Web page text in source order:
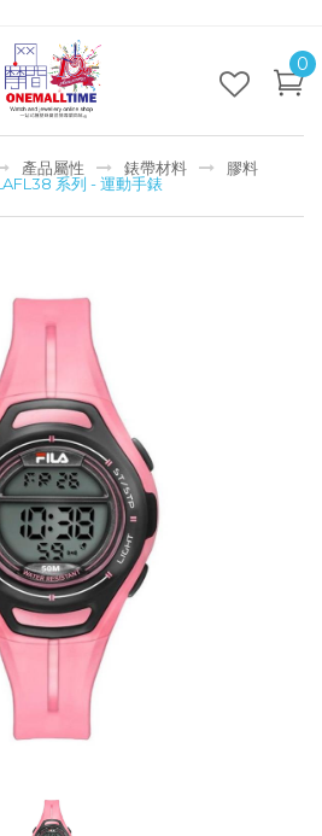
0
產品屬性 錶帶材料
膠料
系列 - 運動手錶